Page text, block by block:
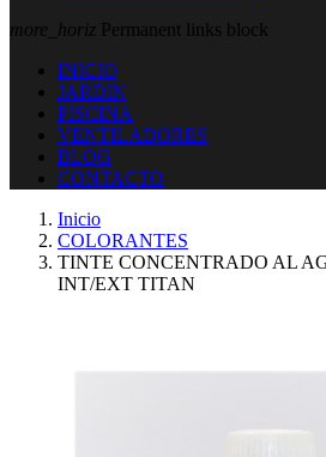
more_horiz Permanent links block
INICIO
JARDIN
PISCINA
VENTILADORES
BLOG
CONTACTO
Inicio
COLORANTES
TINTE CONCENTRADO AL
INT/EXT TITAN